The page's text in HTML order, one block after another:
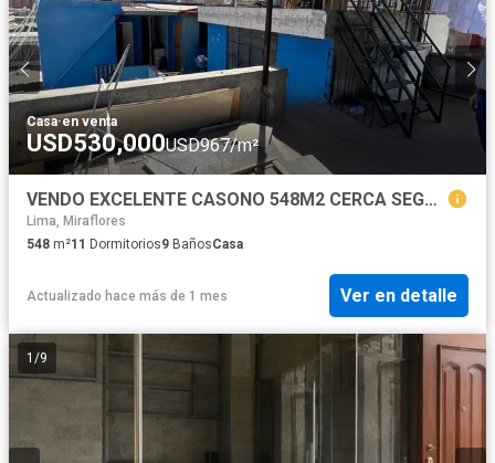
Casa·en venta
USD530,000USD967/m²
VENDO EXCELENTE CASONO 548M2 CERCA SEGURO SOCIAL Y FILTRO
Lima, Miraflores
548 m²11 Dormitorios9 BañosCasa
Actualizado hace más de 1 mes Ver en detalle
1 /9